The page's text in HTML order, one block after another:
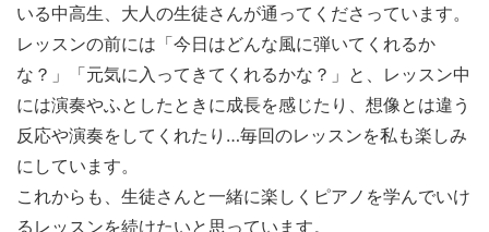
いる中高生、大人の生徒さんが通ってくださっています。
レッスンの前には「今日はどんな風に弾いてくれるか
な？」「元気に入ってきてくれるかな？」と、レッスン中
には演奏やふとしたときに成長を感じたり、想像とは違う
反応や演奏をしてくれたり…毎回のレッスンを私も楽しみ
にしています。
これからも、生徒さんと一緒に楽しくピアノを学んでいけ
るレッスンを続けたいと思っています。